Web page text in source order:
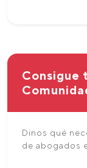
Consigue
Dinos qué
de abogados